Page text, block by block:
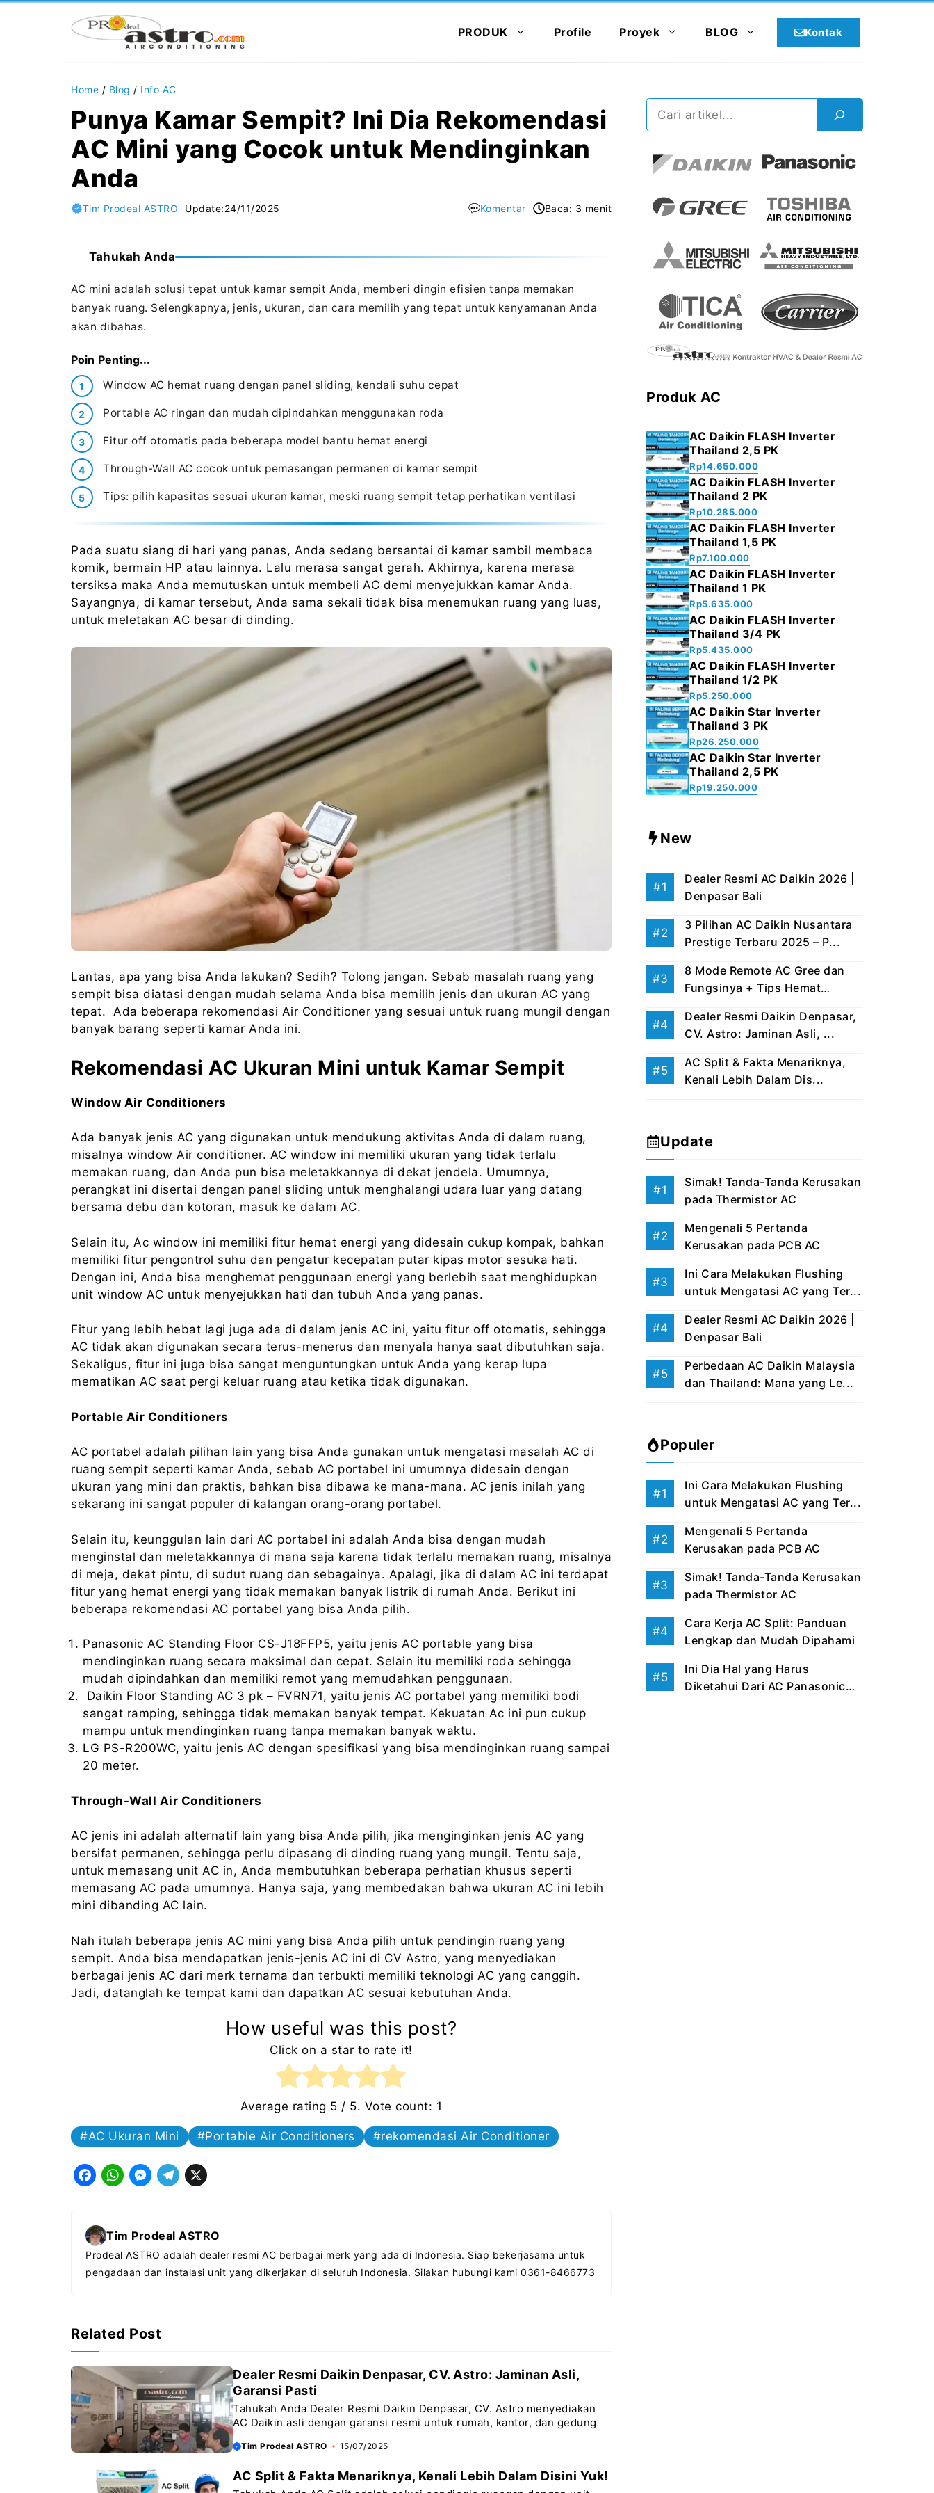
Langsung
PRODUK Profile Proyek BLOG Kontak
Home / Blog / Info AC
Punya Kamar Sempit? Ini Dia Rekomendasi
AC Mini yang Cocok untuk Mendinginkan
Anda
Tim Prodeal ASTRO Update:24/11/2025 Komentar Baca: 3 menit
Tahukah Anda
AC mini adalah solusi tepat untuk kamar sempit Anda, memberi dingin efisien tanpa memakan
banyak ruang. Selengkapnya, jenis, ukuran, dan cara memilih yang tepat untuk kenyamanan Anda
akan dibahas.
Poin Penting...
Window AC hemat ruang dengan panel sliding, kendali suhu cepat
Portable AC ringan dan mudah dipindahkan menggunakan roda
Fitur off otomatis pada beberapa model bantu hemat energi
Through-Wall AC cocok untuk pemasangan permanen di kamar sempit
Tips: pilih kapasitas sesuai ukuran kamar, meski ruang sempit tetap perhatikan ventilasi
Pada suatu siang di hari yang panas, Anda sedang bersantai di kamar sambil membaca
komik, bermain HP atau lainnya. Lalu merasa sangat gerah. Akhirnya, karena merasa
tersiksa maka Anda memutuskan untuk membeli AC demi menyejukkan kamar Anda.
Sayangnya, di kamar tersebut, Anda sama sekali tidak bisa menemukan ruang yang luas,
untuk meletakan AC besar di dinding.
Lantas, apa yang bisa Anda lakukan? Sedih? Tolong jangan. Sebab masalah ruang yang
sempit bisa diatasi dengan mudah selama Anda bisa memilih jenis dan ukuran AC yang
tepat. Ada beberapa rekomendasi Air Conditioner yang sesuai untuk ruang mungil dengan
banyak barang seperti kamar Anda ini.
Rekomendasi AC Ukuran Mini untuk Kamar Sempit
Window Air Conditioners
Ada banyak jenis AC yang digunakan untuk mendukung aktivitas Anda di dalam ruang,
misalnya window Air conditioner. AC window ini memiliki ukuran yang tidak terlalu
memakan ruang, dan Anda pun bisa meletakkannya di dekat jendela. Umumnya,
perangkat ini disertai dengan panel sliding untuk menghalangi udara luar yang datang
bersama debu dan kotoran, masuk ke dalam AC.
Selain itu, Ac window ini memiliki fitur hemat energi yang didesain cukup kompak, bahkan
memiliki fitur pengontrol suhu dan pengatur kecepatan putar kipas motor sesuka hati.
Dengan ini, Anda bisa menghemat penggunaan energi yang berlebih saat menghidupkan
unit window AC untuk menyejukkan hati dan tubuh Anda yang panas.
Fitur yang lebih hebat lagi juga ada di dalam jenis AC ini, yaitu fitur off otomatis, sehingga
AC tidak akan digunakan secara terus-menerus dan menyala hanya saat dibutuhkan saja.
Sekaligus, fitur ini juga bisa sangat menguntungkan untuk Anda yang kerap lupa
mematikan AC saat pergi keluar ruang atau ketika tidak digunakan.
Portable Air Conditioners
AC portabel adalah pilihan lain yang bisa Anda gunakan untuk mengatasi masalah AC di
ruang sempit seperti kamar Anda, sebab AC portabel ini umumnya didesain dengan
ukuran yang mini dan praktis, bahkan bisa dibawa ke mana-mana. AC jenis inilah yang
sekarang ini sangat populer di kalangan orang-orang portabel.
Selain itu, keunggulan lain dari AC portabel ini adalah Anda bisa dengan mudah
menginstal dan meletakkannya di mana saja karena tidak terlalu memakan ruang, misalnya
di meja, dekat pintu, di sudut ruang dan sebagainya. Apalagi, jika di dalam AC ini terdapat
fitur yang hemat energi yang tidak memakan banyak listrik di rumah Anda. Berikut ini
beberapa rekomendasi AC portabel yang bisa Anda pilih.
Panasonic AC Standing Floor CS-J18FFP5, yaitu jenis AC portable yang bisa
mendinginkan ruang secara maksimal dan cepat. Selain itu memiliki roda sehingga
mudah dipindahkan dan memiliki remot yang memudahkan penggunaan.
Daikin Floor Standing AC 3 pk – FVRN71, yaitu jenis AC portabel yang memiliki bodi
sangat ramping, sehingga tidak memakan banyak tempat. Kekuatan Ac ini pun cukup
mampu untuk mendinginkan ruang tanpa memakan banyak waktu.
LG PS-R200WC, yaitu jenis AC dengan spesifikasi yang bisa mendinginkan ruang sampai
20 meter.
Through-Wall Air Conditioners
AC jenis ini adalah alternatif lain yang bisa Anda pilih, jika menginginkan jenis AC yang
bersifat permanen, sehingga perlu dipasang di dinding ruang yang mungil. Tentu saja,
untuk memasang unit AC in, Anda membutuhkan beberapa perhatian khusus seperti
memasang AC pada umumnya. Hanya saja, yang membedakan bahwa ukuran AC ini lebih
mini dibanding AC lain.
Nah itulah beberapa jenis AC mini yang bisa Anda pilih untuk pendingin ruang yang
sempit. Anda bisa mendapatkan jenis-jenis AC ini di CV Astro, yang menyediakan
berbagai jenis AC dari merk ternama dan terbukti memiliki teknologi AC yang canggih.
Jadi, datanglah ke tempat kami dan dapatkan AC sesuai kebutuhan Anda.
How useful was this post?
Click on a star to rate it!
Average rating 5 / 5. Vote count: 1
AC Ukuran Mini Portable Air Conditioners rekomendasi Air Conditioner
F
c
e
b
k
W
a
t
s
p
M
s
e
e
T
e
g
m
X
Tim Prodeal ASTRO
Prodeal ASTRO adalah dealer resmi AC berbagai merk yang ada di Indonesia. Siap bekerjasama untuk
pengadaan dan instalasi unit yang dikerjakan di seluruh Indonesia. Silakan hubungi kami 0361-8466773
Related Post
Dealer Resmi Daikin Denpasar, CV. Astro: Jaminan Asli,
Garansi Pasti
Tahukah Anda Dealer Resmi Daikin Denpasar, CV. Astro menyediakan
AC Daikin asli dengan garansi resmi untuk rumah, kantor, dan gedung
Tim Prodeal ASTRO 15/07/2025
AC Split & Fakta Menariknya, Kenali Lebih Dalam Disini Yuk!
Cari
Produk AC
AC Daikin FLASH Inverter
Thailand 2,5 PK
Rp14.650.000
AC Daikin FLASH Inverter
Thailand 2 PK
Rp10.285.000
AC Daikin FLASH Inverter
Thailand 1,5 PK
Rp7.100.000
AC Daikin FLASH Inverter
Thailand 1 PK
Rp5.635.000
AC Daikin FLASH Inverter
Thailand 3/4 PK
Rp5.435.000
AC Daikin FLASH Inverter
Thailand 1/2 PK
Rp5.250.000
AC Daikin Star Inverter
Thailand 3 PK
Rp26.250.000
AC Daikin Star Inverter
Thailand 2,5 PK
Rp19.250.000
New
Dealer Resmi AC Daikin 2026 |
Denpasar Bali
3 Pilihan AC Daikin Nusantara
Prestige Terbaru 2025 – P...
8 Mode Remote AC Gree dan
Fungsinya + Tips Hemat
Dealer Resmi Daikin Denpasar,
CV. Astro: Jaminan Asli, ...
AC Split & Fakta Menariknya,
Kenali Lebih Dalam Dis...
Update
Simak! Tanda-Tanda Kerusakan
pada Thermistor AC
Mengenali 5 Pertanda
Kerusakan pada PCB AC
Ini Cara Melakukan Flushing
untuk Mengatasi AC yang Ter...
Dealer Resmi AC Daikin 2026 |
Denpasar Bali
Perbedaan AC Daikin Malaysia
dan Thailand: Mana yang Le...
Populer
Ini Cara Melakukan Flushing
untuk Mengatasi AC yang Ter...
Mengenali 5 Pertanda
Kerusakan pada PCB AC
Simak! Tanda-Tanda Kerusakan
pada Thermistor AC
Cara Kerja AC Split: Panduan
Lengkap dan Mudah Dipahami
Ini Dia Hal yang Harus
Diketahui Dari AC Panasonic